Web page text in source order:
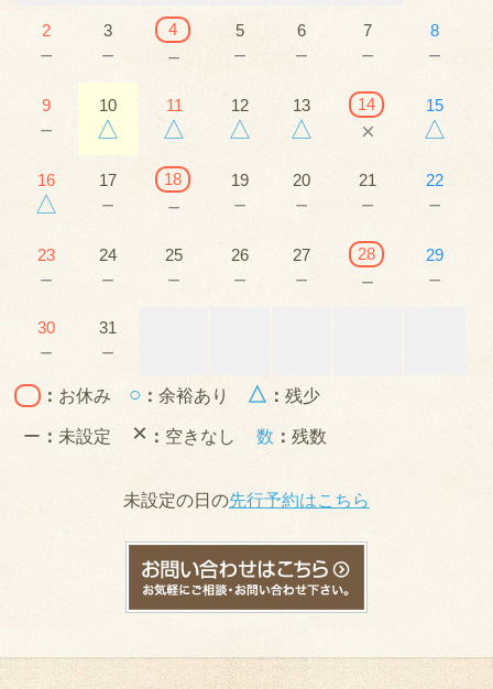
2
－
3
－
4
－
5
－
6
－
7
－
8
－
9
－
10
△
11
△
12
△
13
△
14
×
15
△
16
△
17
－
18
－
19
－
20
－
21
－
22
－
23
－
24
－
25
－
26
－
27
－
28
－
29
－
30
－
31
－
： お休み ○ ：余裕あり △ ：残少
ー ： 未設定 × ： 空きなし 数 ：残数
未設定の日の先行予約はこちら